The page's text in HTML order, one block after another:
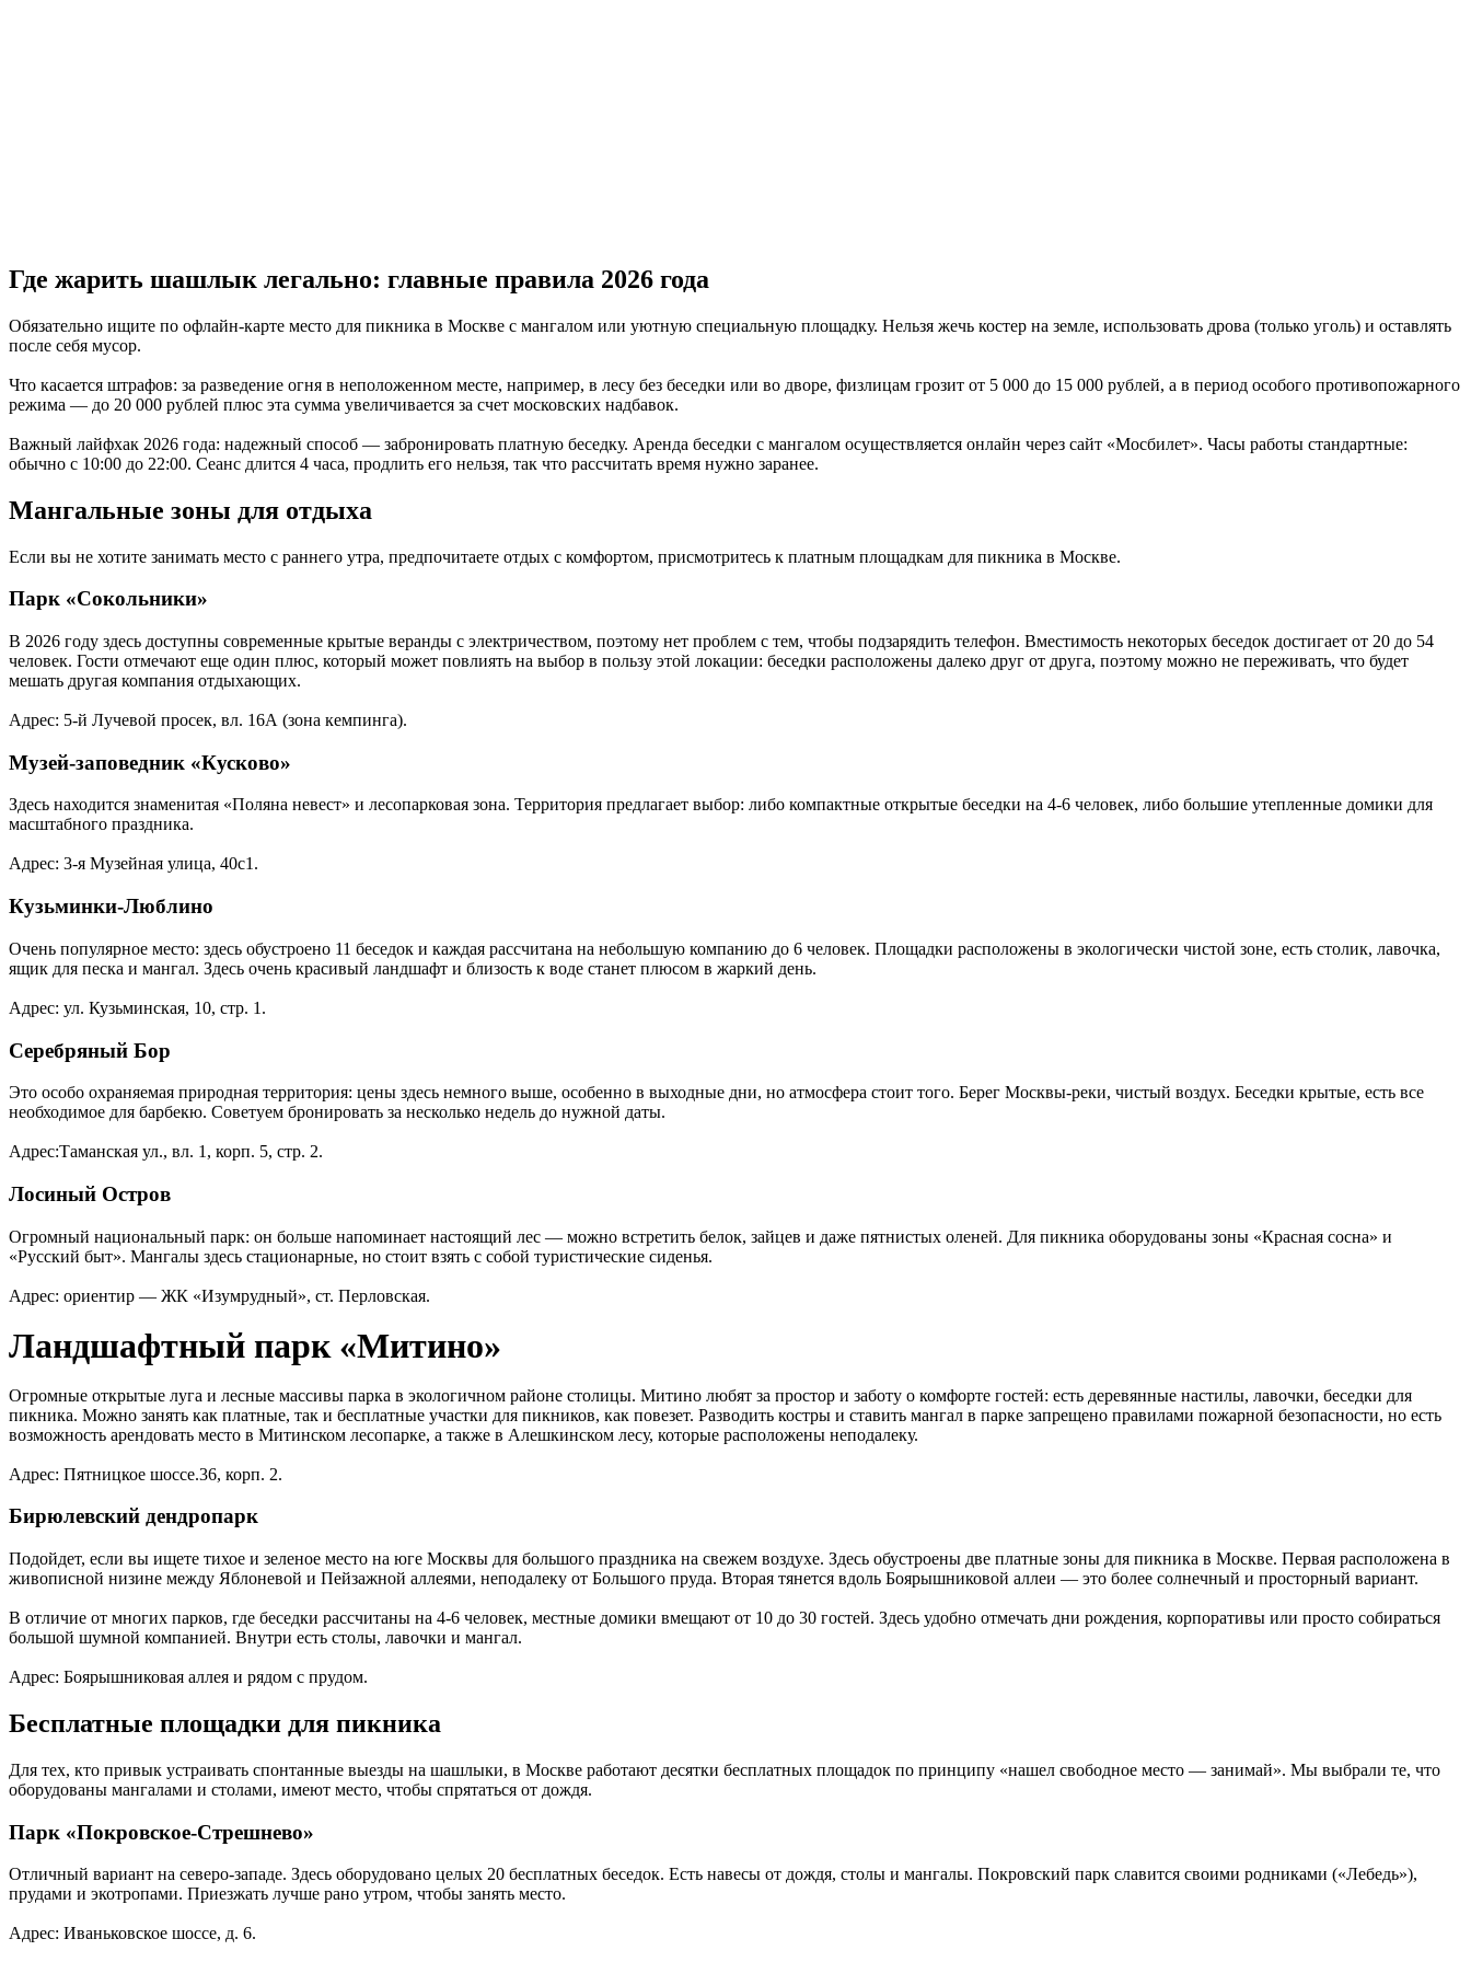
Где жарить шашлык легально: главные правила 2026 года
Обязательно ищите по офлайн-карте место для пикника в Москве с мангалом или уютную специальную площадку. Нельзя жечь костер на земле, использовать дрова (только уголь) и оставлять
после себя мусор.
Что касается штрафов: за разведение огня в неположенном месте, например, в лесу без беседки или во дворе, физлицам грозит от 5 000 до 15 000 рублей, а в период особого противопожарного
режима — до 20 000 рублей плюс эта сумма увеличивается за счет московских надбавок.
Важный лайфхак 2026 года: надежный способ — забронировать платную беседку. Аренда беседки с мангалом осуществляется онлайн через сайт «Мосбилет». Часы работы стандартные:
обычно с 10:00 до 22:00. Сеанс длится 4 часа, продлить его нельзя, так что рассчитать время нужно заранее.
Мангальные зоны для отдыха
Если вы не хотите занимать место с раннего утра, предпочитаете отдых с комфортом, присмотритесь к платным площадкам для пикника в Москве.
Парк «Сокольники»
В 2026 году здесь доступны современные крытые веранды с электричеством, поэтому нет проблем с тем, чтобы подзарядить телефон. Вместимость некоторых беседок достигает от 20 до 54
человек. Гости отмечают еще один плюс, который может повлиять на выбор в пользу этой локации: беседки расположены далеко друг от друга, поэтому можно не переживать, что будет
мешать другая компания отдыхающих.
Адрес: 5-й Лучевой просек, вл. 16А (зона кемпинга).
Музей‑заповедник «Кусково»
Здесь находится знаменитая «Поляна невест» и лесопарковая зона. Территория предлагает выбор: либо компактные открытые беседки на 4-6 человек, либо большие утепленные домики для
масштабного праздника.
Адрес: 3-я Музейная улица, 40с1.
Кузьминки-Люблино
Очень популярное место: здесь обустроено 11 беседок и каждая рассчитана на небольшую компанию до 6 человек. Площадки расположены в экологически чистой зоне, есть столик, лавочка,
ящик для песка и мангал. Здесь очень красивый ландшафт и близость к воде станет плюсом в жаркий день.
Адрес: ул. Кузьминская, 10, стр. 1.
Серебряный Бор
Это особо охраняемая природная территория: цены здесь немного выше, особенно в выходные дни, но атмосфера стоит того. Берег Москвы-реки, чистый воздух. Беседки крытые, есть все
необходимое для барбекю. Советуем бронировать за несколько недель до нужной даты.
Адрес:Таманская ул., вл. 1, корп. 5, стр. 2.
Лосиный Остров
Огромный национальный парк: он больше напоминает настоящий лес — можно встретить белок, зайцев и даже пятнистых оленей. Для пикника оборудованы зоны «Красная сосна» и
«Русский быт». Мангалы здесь стационарные, но стоит взять с собой туристические сиденья.
Адрес: ориентир — ЖК «Изумрудный», ст. Перловская.
Ландшафтный парк «Митино»
Огромные открытые луга и лесные массивы парка в экологичном районе столицы. Митино любят за простор и заботу о комфорте гостей: есть деревянные настилы, лавочки, беседки для
пикника. Можно занять как платные, так и бесплатные участки для пикников, как повезет. Разводить костры и ставить мангал в парке запрещено правилами пожарной безопасности, но есть
возможность арендовать место в Митинском лесопарке, а также в Алешкинском лесу, которые расположены неподалеку.
Адрес: Пятницкое шоссе.36, корп. 2.
Бирюлевский дендропарк
Подойдет, если вы ищете тихое и зеленое место на юге Москвы для большого праздника на свежем воздухе. Здесь обустроены две платные зоны для пикника в Москве. Первая расположена в
живописной низине между Яблоневой и Пейзажной аллеями, неподалеку от Большого пруда. Вторая тянется вдоль Боярышниковой аллеи — это более солнечный и просторный вариант.
В отличие от многих парков, где беседки рассчитаны на 4-6 человек, местные домики вмещают от 10 до 30 гостей. Здесь удобно отмечать дни рождения, корпоративы или просто собираться
большой шумной компанией. Внутри есть столы, лавочки и мангал.
Адрес: Боярышниковая аллея и рядом с прудом.
Бесплатные площадки для пикника
Для тех, кто привык устраивать спонтанные выезды на шашлыки, в Москве работают десятки бесплатных площадок по принципу «нашел свободное место — занимай». Мы выбрали те, что
оборудованы мангалами и столами, имеют место, чтобы спрятаться от дождя.
Парк «Покровское-Стрешнево»
Отличный вариант на северо-западе. Здесь оборудовано целых 20 бесплатных беседок. Есть навесы от дождя, столы и мангалы. Покровский парк славится своими родниками («Лебедь»),
прудами и экотропами. Приезжать лучше рано утром, чтобы занять место.
Адрес: Иваньковское шоссе, д. 6.